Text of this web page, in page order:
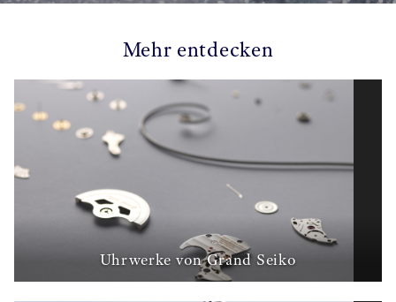
Mehr entdecken
Uhrwerke von Grand Seiko